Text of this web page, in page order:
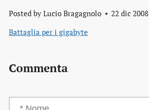
Posted by Lucio Bragagnolo 22 dic 2008
Battaglia per i gigabyte
Commenta